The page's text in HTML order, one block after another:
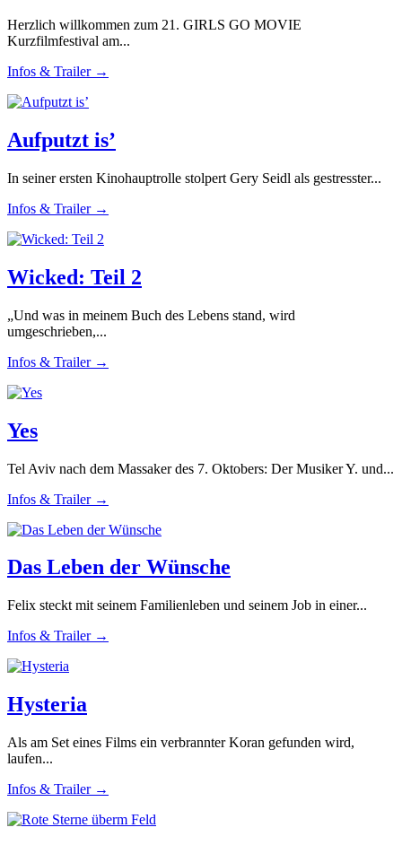
Herzlich willkommen zum 21. GIRLS GO MOVIE
Kurzfilmfestival am...
Infos & Trailer →
Aufputzt is’
In seiner ersten Kinohauptrolle stolpert Gery Seidl als gestresster...
Infos & Trailer →
Wicked: Teil 2
„Und was in meinem Buch des Lebens stand, wird
umgeschrieben,...
Infos & Trailer →
Yes
Tel Aviv nach dem Massaker des 7. Oktobers: Der Musiker Y. und...
Infos & Trailer →
Das Leben der Wünsche
Felix steckt mit seinem Familienleben und seinem Job in einer...
Infos & Trailer →
Hysteria
Als am Set eines Films ein verbrannter Koran gefunden wird,
laufen...
Infos & Trailer →